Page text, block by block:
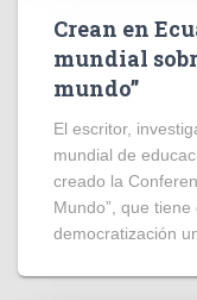
Crean en
mundial
mundo”
El escritor,
mundial de
creado la
Mundo”, que
democratización